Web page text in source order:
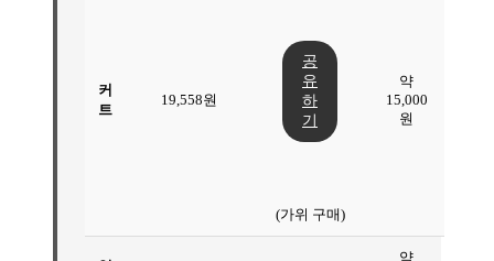
커
트
19,558원
공
유
하
기
(가위 구매)
약
15,000
원
약